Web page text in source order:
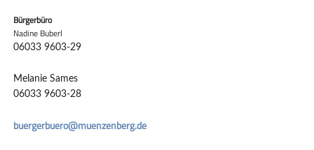
Bürgerbüro
Nadine Buberl
06033 9603-29
Melanie Sames
06033 9603-28
buergerbuero@muenzenberg.de